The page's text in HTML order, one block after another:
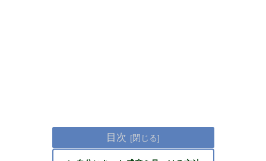
目次